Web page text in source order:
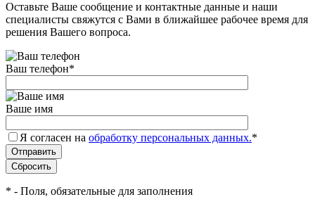
Оставьте Ваше сообщение и контактные данные и наши
специалисты свяжутся с Вами в ближайшее рабочее время для
решения Вашего вопроса.
Ваш телефон*
Ваше имя
Я согласен на обработку персональных данных.*
* - Поля, обязательные для заполнения